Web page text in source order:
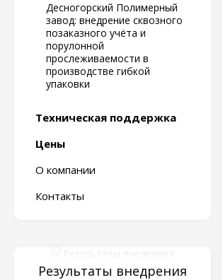
Десногорский Полимерный
завод: внедрение сквозного
позаказного учёта и
порулонной
прослеживаемости в
производстве гибкой
упаковки
Техническая поддержка
Цены
О компании
Контакты
Результаты внедрения